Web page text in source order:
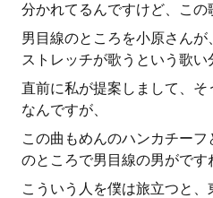
分かれてるんですけど、この
男目線のところを小原さん
ストレッチが歌うという歌い
直前に私が提案しまして、
なんですが、
この曲もめんのハンカチー
のところで男目線の男がです
こういう人を僕は旅立つと